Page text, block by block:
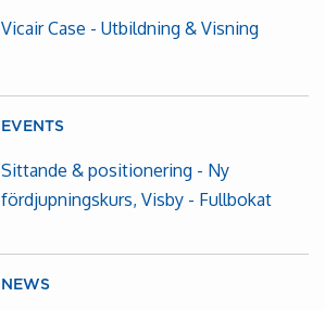
Vicair Case - Utbildning & Visning
EVENTS
Sittande & positionering - Ny
fördjupningskurs, Visby - Fullbokat
NEWS